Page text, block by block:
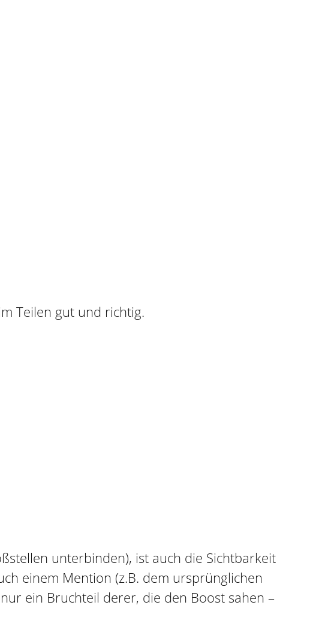
Teilen gut und richtig.
unterbinden), ist auch die Sichtbarkeit
einem Mention (z.B. dem ursprünglichen
ein Bruchteil derer, die den Boost sahen –